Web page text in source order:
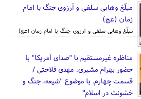
مبلّغ وهابی سلفی و آرزوی جنگ با امام
زمان (عج)
مبلّغ وهابی سلفی و آرزوی جنگ با امام زمان (عج)
مناظره غیرمستقیم با "صدای آمریکا" با
حضور بهرام مشیری، مهدی فلاحتی /
قسمت چهارم. با موضوع "شیعه، جنگ و
خشونت در اسلام"